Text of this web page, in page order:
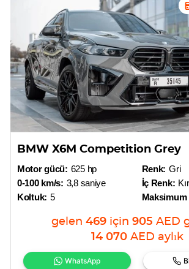
BMW X6M Competition Grey
Motor gücü: 625 hp
0-100 km/s: 3,8 saniye
Koltuk: 5
Renk: Gri
İç Renk:
Maksimum
gelen 469 için 905 AED
14 070 AED aylık
WhatsApp